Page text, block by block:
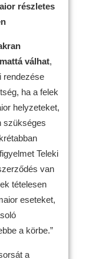
részletes
válhat,
rendezése
ha a felek
helyzeteket,
szükséges
Teleki
van
tételesen
eseteket,
a körbe.”
a